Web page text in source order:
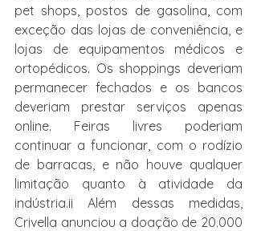
pet shops, postos de gasolina, com
exceção das lojas de conveniência, e
lojas de equipamentos médicos e
ortopédicos. Os shoppings deveriam
permanecer fechados e os bancos
deveriam prestar serviços apenas
online. Feiras livres poderiam
continuar a funcionar, com o rodízio
de barracas, e não houve qualquer
limitação quanto à atividade da
indústria.ii Além dessas medidas,
Crivella anunciou a doação de 20.000